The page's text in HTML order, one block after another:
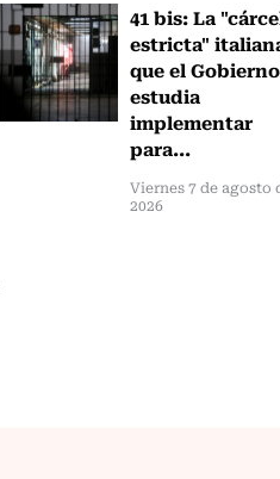
41 bis: La
estricta"
que el Gobierno
estudia
implementar
para...
Viernes 7 de agosto
2026